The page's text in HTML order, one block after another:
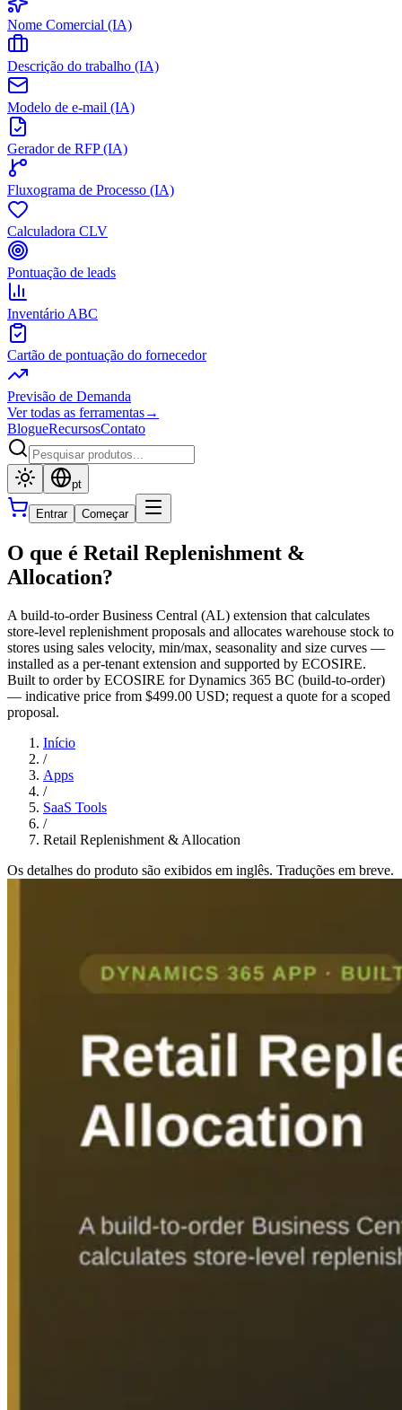
Nome Comercial (IA)
Descrição do trabalho (IA)
Modelo de e-mail (IA)
Gerador de RFP (IA)
Fluxograma de Processo (IA)
Calculadora CLV
Pontuação de leads
Inventário ABC
Cartão de pontuação do fornecedor
Previsão de Demanda
Ver todas as ferramentas→
BlogueRecursosContato
pt
Entrar Começar
O que é Retail Replenishment &
Allocation?
A build-to-order Business Central (AL) extension that calculates
store-level replenishment proposals and allocates warehouse stock to
stores using sales velocity, min/max, seasonality and size curves —
installed as a per-tenant extension and supported by ECOSIRE.
Built to order by ECOSIRE for Dynamics 365 BC (build-to-order)
— indicative price from $499.00 USD; request a quote for a scoped
proposal.
Início
/
Apps
/
SaaS Tools
/
Retail Replenishment & Allocation
Os detalhes do produto são exibidos em inglês. Traduções em breve.